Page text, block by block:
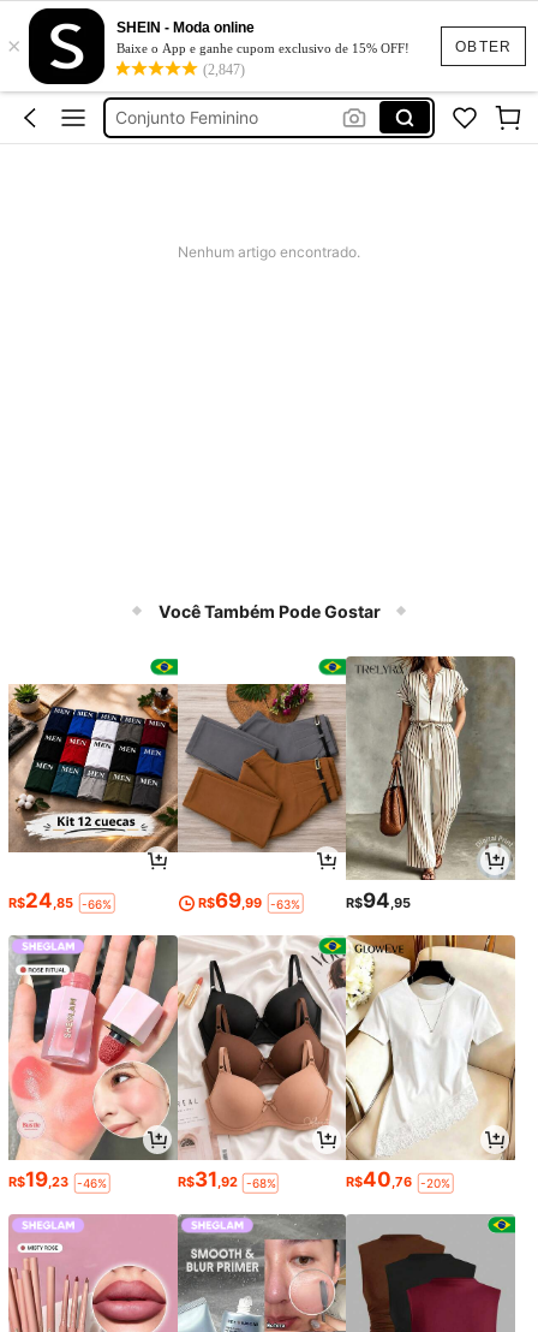
OBTER
×
SHEIN - Moda online
Baixe o App e ganhe cupom exclusivo de 15% OFF!
(2,847)
Calça Jeans Feminina
Vestido Feminino
Conjunto Feminino
Nenhum artigo encontrado.
Você Também Pode Gostar
R$24 ,85 -66% R$69 ,99 -63% R$94 ,95
R$19,23 -46% R$31,92 -68% R$40,76 -20%